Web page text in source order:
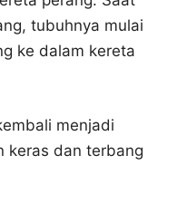
tubuhnya mulai
ke dalam kereta
menjadi
keras dan terbang